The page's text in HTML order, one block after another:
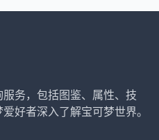
务，包括图鉴、属性、技
好者深入了解宝可梦世界。